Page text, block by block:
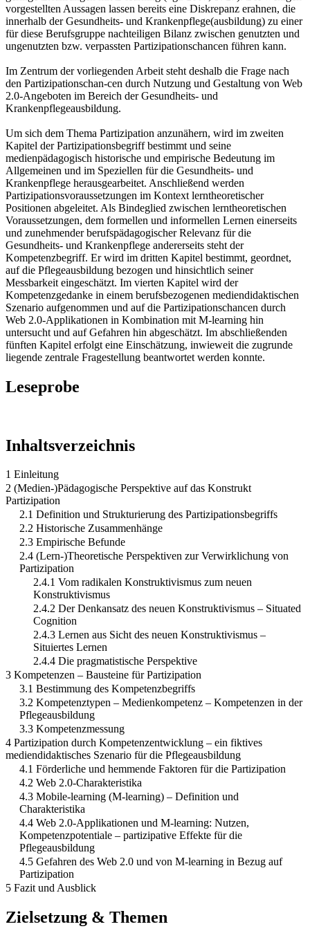
vorgestellten Aussagen lassen bereits eine Diskrepanz erahnen, die
innerhalb der Gesundheits- und Krankenpflege(ausbildung) zu einer
für diese Berufsgruppe nachteiligen Bilanz zwischen genutzten und
ungenutzten bzw. verpassten Partizipationschancen führen kann.
Im Zentrum der vorliegenden Arbeit steht deshalb die Frage nach
den Partizipationschan-cen durch Nutzung und Gestaltung von Web
2.0-Angeboten im Bereich der Gesundheits- und
Krankenpflegeausbildung.
Um sich dem Thema Partizipation anzunähern, wird im zweiten
Kapitel der Partizipationsbegriff bestimmt und seine
medienpädagogisch historische und empirische Bedeutung im
Allgemeinen und im Speziellen für die Gesundheits- und
Krankenpflege herausgearbeitet. Anschließend werden
Partizipationsvoraussetzungen im Kontext lerntheoretischer
Positionen abgeleitet. Als Bindeglied zwischen lerntheoretischen
Voraussetzungen, dem formellen und informellen Lernen einerseits
und zunehmender berufspädagogischer Relevanz für die
Gesundheits- und Krankenpflege andererseits steht der
Kompetenzbegriff. Er wird im dritten Kapitel bestimmt, geordnet,
auf die Pflegeausbildung bezogen und hinsichtlich seiner
Messbarkeit eingeschätzt. Im vierten Kapitel wird der
Kompetenzgedanke in einem berufsbezogenen mediendidaktischen
Szenario aufgenommen und auf die Partizipationschancen durch
Web 2.0-Applikationen in Kombination mit M-learning hin
untersucht und auf Gefahren hin abgeschätzt. Im abschließenden
fünften Kapitel erfolgt eine Einschätzung, inwieweit die zugrunde
liegende zentrale Fragestellung beantwortet werden konnte.
Leseprobe
Inhaltsverzeichnis
1 Einleitung
2 (Medien-)Pädagogische Perspektive auf das Konstrukt
Partizipation
2.1 Definition und Strukturierung des Partizipationsbegriffs
2.2 Historische Zusammenhänge
2.3 Empirische Befunde
2.4 (Lern-)Theoretische Perspektiven zur Verwirklichung von
Partizipation
2.4.1 Vom radikalen Konstruktivismus zum neuen
Konstruktivismus
2.4.2 Der Denkansatz des neuen Konstruktivismus – Situated
Cognition
2.4.3 Lernen aus Sicht des neuen Konstruktivismus –
Situiertes Lernen
2.4.4 Die pragmatistische Perspektive
3 Kompetenzen – Bausteine für Partizipation
3.1 Bestimmung des Kompetenzbegriffs
3.2 Kompetenztypen – Medienkompetenz – Kompetenzen in der
Pflegeausbildung
3.3 Kompetenzmessung
4 Partizipation durch Kompetenzentwicklung – ein fiktives
mediendidaktisches Szenario für die Pflegeausbildung
4.1 Förderliche und hemmende Faktoren für die Partizipation
4.2 Web 2.0-Charakteristika
4.3 Mobile-learning (M-learning) – Definition und
Charakteristika
4.4 Web 2.0-Applikationen und M-learning: Nutzen,
Kompetenzpotentiale – partizipative Effekte für die
Pflegeausbildung
4.5 Gefahren des Web 2.0 und von M-learning in Bezug auf
Partizipation
5 Fazit und Ausblick
Zielsetzung & Themen